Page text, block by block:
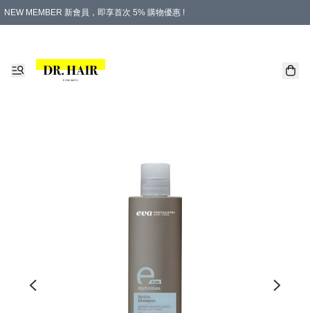
NEW MEMBER 新會員，即享首次 5% 購物優惠 !